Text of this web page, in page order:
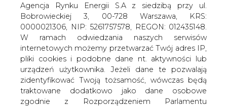
WYSOKI KONTRAST WIELKOŚĆ TEKSTU A A
ZALOGUJ SIĘ
Agencja Rynku Energii S.A z siedzibą przy ul.
Bobrowieckiej 3, 00-728 Warszawa, KRS:
0000021306, NIP: 5261757578, REGON: 012435148.
W ramach odwiedzania naszych serwisów
internetowych możemy przetwarzać Twój adres IP,
pliki cookies i podobne dane nt. aktywności lub
urządzeń użytkownika. Jeżeli dane te pozwalają
zidentyfikować Twoją tożsamość, wówczas będą
traktowane dodatkowo jako dane osobowe
zgodnie z Rozporządzeniem Parlamentu